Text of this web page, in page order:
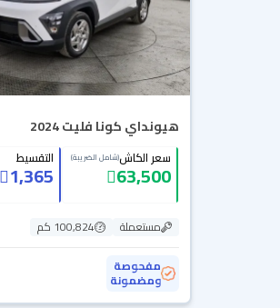
هيونداي كونا فليت 2024
سعر الكاش(شامل الضريبة)
63,500
التقسيط
1,365
مستعملة
100,824 كم
مفحوصة
ومضمونة